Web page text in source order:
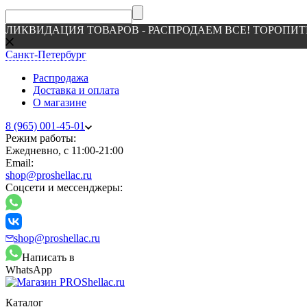
ЛИКВИДАЦИЯ ТОВАРОВ - РАСПРОДАЕМ ВСЕ!
Санкт-Петербург
Распродажа
Доставка и оплата
О магазине
8 (965) 001-45-01
Режим работы:
Ежедневно, с 11:00-21:00
Email:
shop@proshellac.ru
Соцсети и мессенджеры:
shop@proshellac.ru
Написать в
WhatsApp
Каталог